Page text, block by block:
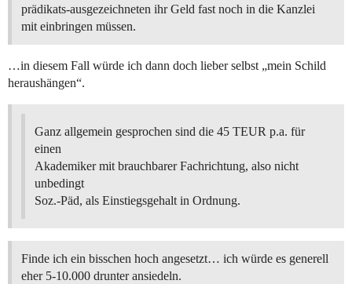
prädikats-ausgezeichneten ihr Geld fast noch in die Kanzlei
mit einbringen müssen.
…in diesem Fall würde ich dann doch lieber selbst „mein Schild
heraushängen“.
Ganz allgemein gesprochen sind die 45 TEUR p.a. für
einen
Akademiker mit brauchbarer Fachrichtung, also nicht
unbedingt
Soz.-Päd, als Einstiegsgehalt in Ordnung.
Finde ich ein bisschen hoch angesetzt… ich würde es generell
eher 5-10.000 drunter ansiedeln.